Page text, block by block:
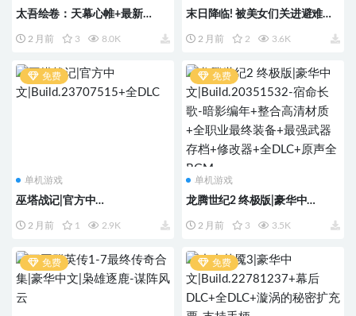
太吾绘卷：天幕心帷+最新
2 月前 3 8.0K
末日降临! 被美女们关进避难
语|Build.23638499+全DLC
2 月前 2 3.6K
免费
单机游戏
巫塔战记|官方中
2 月前 1 2.9K
免费
单机游戏
龙腾世纪2 终极版|豪华中
影编年+整合高清材质+全职业
器+全DLC+原声全BGM
2 月前 3 3.5K
免费 免费